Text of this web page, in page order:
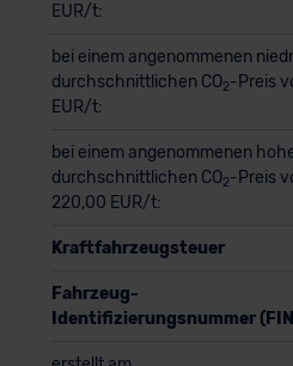
EUR/t:
bei einem angenommenen
durchschnittlichen CO2-Preis
EUR/t:
bei einem angenommenen
durchschnittlichen CO2-Preis
220,00 EUR/t:
Kraftfahrzeugsteuer
Fahrzeug-
Identifizierungsnummer